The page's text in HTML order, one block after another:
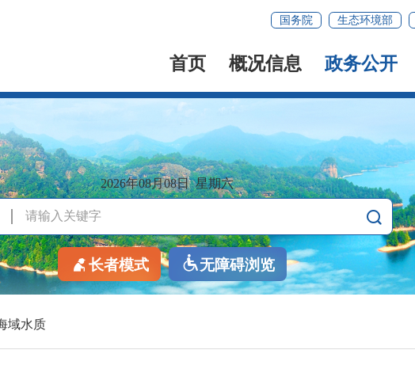
国务院 生态环境部
首页 概况信息 政务公开
2026年08月08日 星期六
长者模式 无障碍浏览
域水质